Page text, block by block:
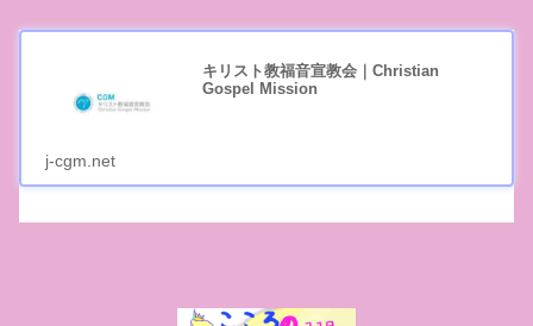
キリスト教福音宣教会｜Christian
Gospel Mission
j-cgm.net